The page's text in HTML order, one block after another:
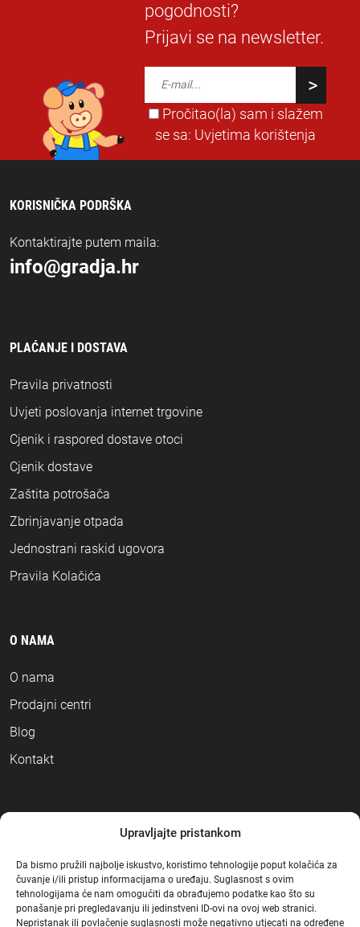
Upravljajte pristankom
Da bismo pružili najbolje iskustvo, koristimo tehnologije poput kolačića za
čuvanje i/ili pristup informacijama o uređaju. Suglasnost s ovim
tehnologijama će nam omogućiti da obrađujemo podatke kao što su
ponašanje pri pregledavanju ili jedinstveni ID-ovi na ovoj web stranici.
Nepristanak ili povlačenje suglasnosti može negativno utjecati na određene
pogodnosti?
Prijavi se na newsletter.
Pročitao(la) sam i slažem
se sa: Uvjetima korištenja
KORISNIČKA PODRŠKA
Kontaktirajte putem maila:
info@gradja.hr
PLAĆANJE I DOSTAVA
Pravila privatnosti
Uvjeti poslovanja internet trgovine
Cjenik i raspored dostave otoci
Cjenik dostave
Zaštita potrošača
Zbrinjavanje otpada
Jednostrani raskid ugovora
Pravila Kolačića
O NAMA
O nama
Prodajni centri
Blog
Kontakt